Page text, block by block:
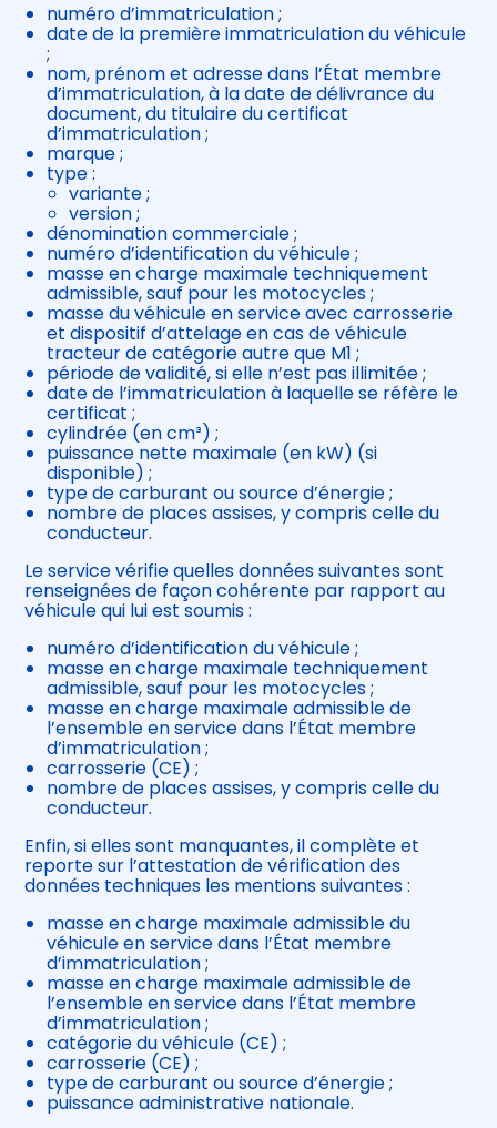
numéro d’immatriculation ;
date de la première immatriculation du véhicule
;
nom, prénom et adresse dans l’État membre
d’immatriculation, à la date de délivrance du
document, du titulaire du certificat
d’immatriculation ;
marque ;
type :
variante ;
version ;
dénomination commerciale ;
numéro d’identification du véhicule ;
masse en charge maximale techniquement
admissible, sauf pour les motocycles ;
masse du véhicule en service avec carrosserie
et dispositif d’attelage en cas de véhicule
tracteur de catégorie autre que M1 ;
période de validité, si elle n’est pas illimitée ;
date de l’immatriculation à laquelle se réfère le
certificat ;
cylindrée (en cm³) ;
puissance nette maximale (en kW) (si
disponible) ;
type de carburant ou source d’énergie ;
nombre de places assises, y compris celle du
conducteur.
Le service vérifie quelles données suivantes sont
renseignées de façon cohérente par rapport au
véhicule qui lui est soumis :
numéro d’identification du véhicule ;
masse en charge maximale techniquement
admissible, sauf pour les motocycles ;
masse en charge maximale admissible de
l’ensemble en service dans l’État membre
d’immatriculation ;
carrosserie (CE) ;
nombre de places assises, y compris celle du
conducteur.
Enfin, si elles sont manquantes, il complète et
reporte sur l’attestation de vérification des
données techniques les mentions suivantes :
masse en charge maximale admissible du
véhicule en service dans l’État membre
d’immatriculation ;
masse en charge maximale admissible de
l’ensemble en service dans l’État membre
d’immatriculation ;
catégorie du véhicule (CE) ;
carrosserie (CE) ;
type de carburant ou source d’énergie ;
puissance administrative nationale.